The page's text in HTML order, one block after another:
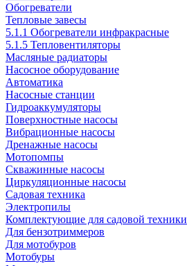
Обогреватели
Тепловые завесы
5.1.1 Обогреватели инфракрасные
5.1.5 Тепловентиляторы
Масляные радиаторы
Насосное оборудование
Автоматика
Насосные станции
Гидроаккумуляторы
Поверхностные насосы
Вибрационные насосы
Дренажные насосы
Мотопомпы
Скважинные насосы
Циркуляционные насосы
Садовая техника
Электропилы
Комплектующие для садовой техники
Для бензотриммеров
Для мотобуров
Мотобуры